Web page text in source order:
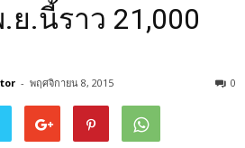
.นี้ราว 21,000
- พฤศจิกายน 8, 2015 0